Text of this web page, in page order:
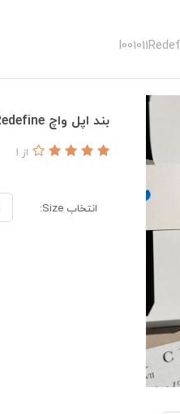
بند اپل واچ I001011Redefine
از 1
انتخاب Size: